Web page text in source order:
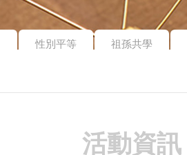
性別平等 祖孫共學
活動資訊